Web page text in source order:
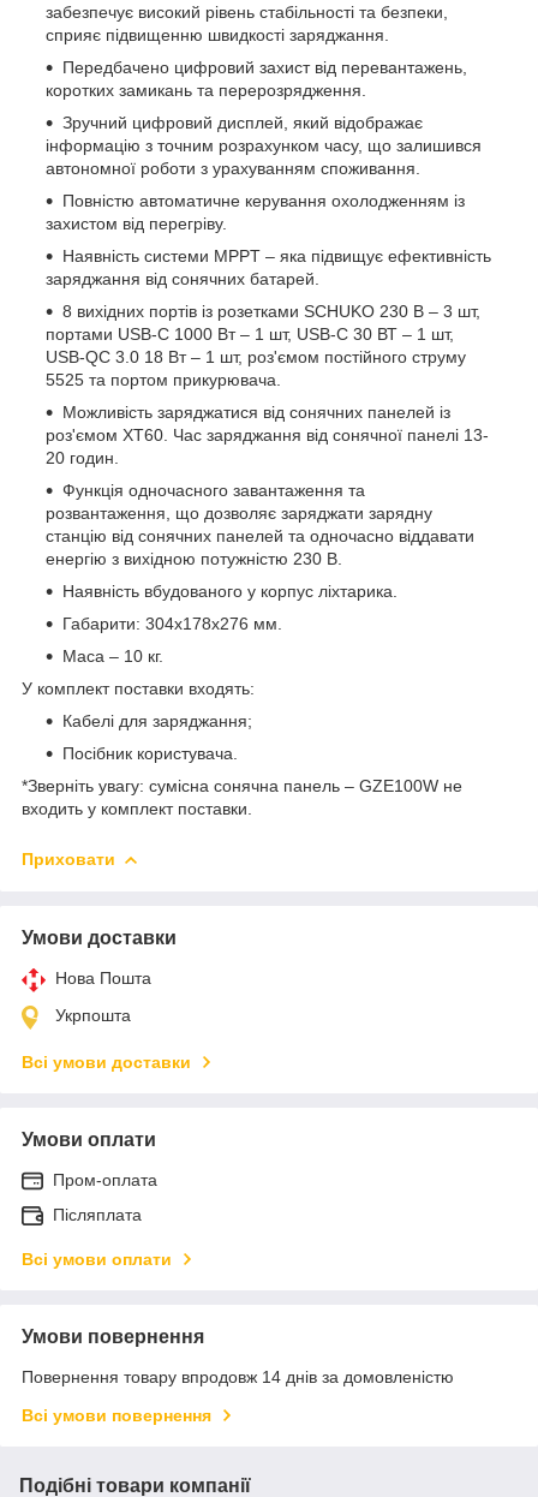
забезпечує високий рівень стабільності та безпеки,
сприяє підвищенню швидкості заряджання.
Передбачено цифровий захист від перевантажень,
коротких замикань та перерозрядження.
Зручний цифровий дисплей, який відображає
інформацію з точним розрахунком часу, що залишився
автономної роботи з урахуванням споживання.
Повністю автоматичне керування охолодженням із
захистом від перегріву.
Наявність системи MPPT – яка підвищує ефективність
заряджання від сонячних батарей.
8 вихідних портів із розетками SCHUKO 230 В – 3 шт,
портами USB-С 1000 Вт – 1 шт, USB-С 30 ВТ – 1 шт,
USB-QС 3.0 18 Вт – 1 шт, роз'ємом постійного струму
5525 та портом прикурювача.
Можливість заряджатися від сонячних панелей із
роз'ємом ХТ60. Час заряджання від сонячної панелі 13-
20 годин.
Функція одночасного завантаження та
розвантаження, що дозволяє заряджати зарядну
станцію від сонячних панелей та одночасно віддавати
енергію з вихідною потужністю 230 В.
Наявність вбудованого у корпус ліхтарика.
Габарити: 304х178х276 мм.
Маса – 10 кг.
У комплект поставки входять:
Кабелі для заряджання;
Посібник користувача.
*Зверніть увагу: сумісна сонячна панель – GZE100W не
входить у комплект поставки.
Приховати
Умови доставки
Нова Пошта
Укрпошта
Всі умови доставки
Умови оплати
Пром-оплата
Післяплата
Всі умови оплати
Умови повернення
Повернення товару впродовж 14 днів за домовленістю
Всі умови повернення
Подібні товари компанії